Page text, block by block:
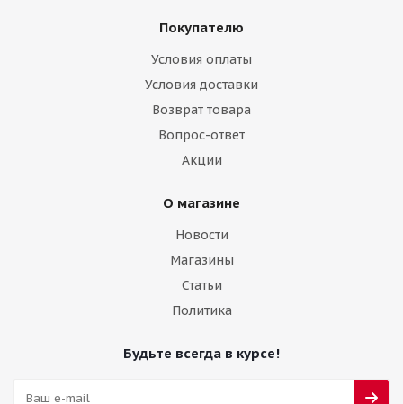
Покупателю
Условия оплаты
Условия доставки
Возврат товара
Вопрос-ответ
Акции
О магазине
Новости
Магазины
Статьи
Политика
Будьте всегда в курсе!